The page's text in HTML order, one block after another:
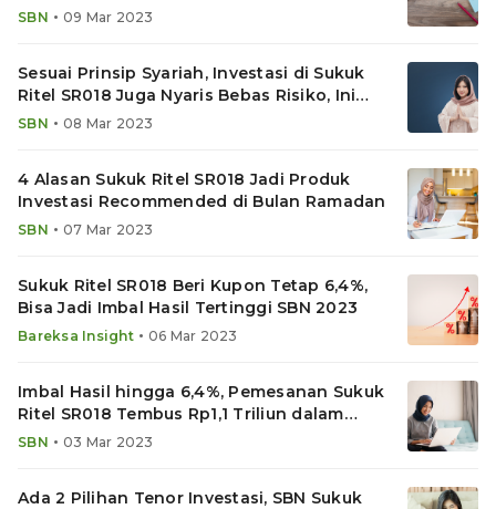
SBN • 09 Mar 2023
Sesuai Prinsip Syariah, Investasi di Sukuk
Ritel SR018 Juga Nyaris Bebas Risiko, Ini
Penjelasannya
SBN • 08 Mar 2023
4 Alasan Sukuk Ritel SR018 Jadi Produk
Investasi Recommended di Bulan Ramadan
SBN • 07 Mar 2023
Sukuk Ritel SR018 Beri Kupon Tetap 6,4%,
Bisa Jadi Imbal Hasil Tertinggi SBN 2023
Bareksa Insight • 06 Mar 2023
Imbal Hasil hingga 6,4%, Pemesanan Sukuk
Ritel SR018 Tembus Rp1,1 Triliun dalam
Hitungan Jam
SBN • 03 Mar 2023
Ada 2 Pilihan Tenor Investasi, SBN Sukuk